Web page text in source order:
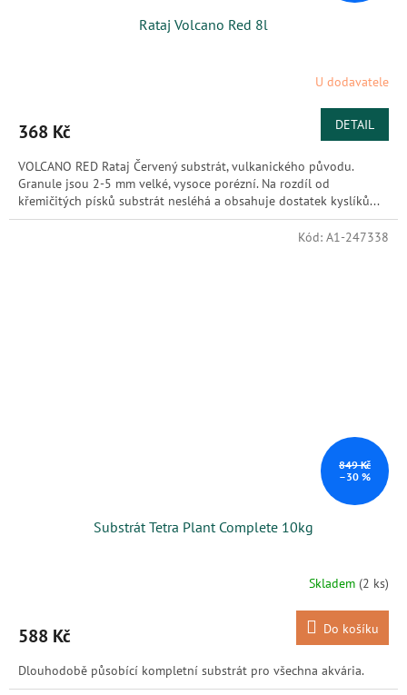
Rataj Volcano Red 8l
U dodavatele
368 Kč DETAIL
VOLCANO RED Rataj Červený substrát, vulkanického původu.
Granule jsou 2-5 mm velké, vysoce porézní. Na rozdíl od
křemičitých písků substrát nesléhá a obsahuje dostatek kyslíků...
849 Kč
–30 %
Substrát Tetra Plant Complete 10kg
Skladem (2 ks)
588 Kč Do košíku
Dlouhodobě působící kompletní substrát pro všechna akvária.
Kód: A1-247338